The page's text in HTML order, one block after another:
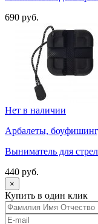
690 руб.
Нет в наличии
Арбалеты,
Выниматель для
440 руб.
×
Купить в один клик